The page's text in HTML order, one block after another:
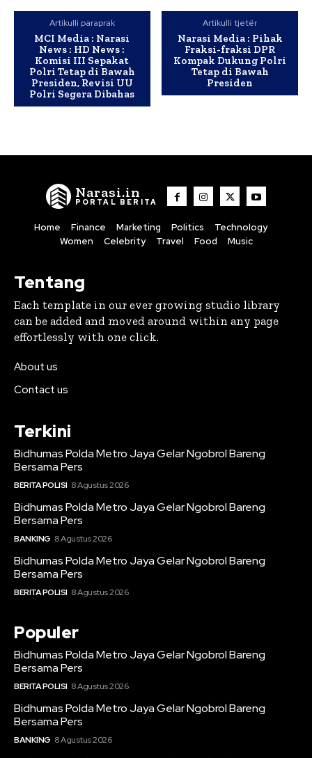
Artikulli paraprak
MCI Media : Narasi
News : HD News :
Komisi III Sepakat
Polri Tetap di Bawah
Presiden, Revisi UU
Polri Segera Dibahas
Artikulli tjetër
Narasi Media : Pihak
Fraksi-fraksi DPR
Kompak Dukung Polri
Tetap di Bawah
Presiden
Narasi.in
PORTAL BERITA
Home Finance Marketing Politics
Technology
Women
Celebrity Travel Food Music
Tentang
Each template in our ever growing studio library
can be added and moved around within any page
effortlessly with one click.
About us
Contact us
Terkini
Bidhumas Polda Metro Jaya Gelar Ngobrol Bareng
Bersama Pers
BERITA POLISI 8 Agustus 2026
Bidhumas Polda Metro Jaya Gelar Ngobrol Bareng
Bersama Pers
BANKING 8 Agustus 2026
Bidhumas Polda Metro Jaya Gelar Ngobrol Bareng
Bersama Pers
BERITA POLISI 8 Agustus 2026
Populer
Bidhumas Polda Metro Jaya Gelar Ngobrol Bareng
Bersama Pers
BERITA POLISI 8 Agustus 2026
Bidhumas Polda Metro Jaya Gelar Ngobrol Bareng
Bersama Pers
BANKING 8 Agustus 2026